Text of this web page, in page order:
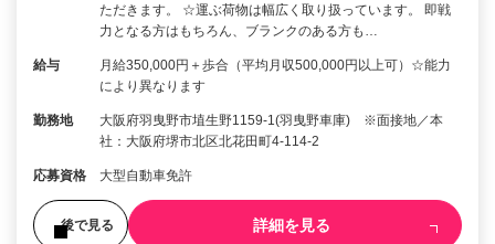
ただきます。 ☆運ぶ荷物は幅広く取り扱っています。 即戦
力となる方はもちろん、ブランクのある方も…
給与
月給350,000円＋歩合（平均月収500,000円以上可）☆能力
により異なります
勤務地
大阪府羽曳野市埴生野1159-1(羽曳野車庫) ※面接地／本
社：大阪府堺市北区北花田町4-114-2
応募資格 大型自動車免許
後で見る 詳細を見る